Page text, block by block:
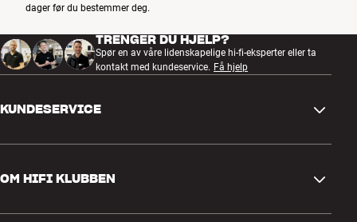
dager før du bestemmer deg.
TRENGER DU HJELP?
Spør en av våre lidenskapelige hi-fi-eksperter eller ta
kontakt med kundeservice. Få hjelp
KUNDESERVICE
Spørsmål og svar
Retur og reklamasjon
OM HIFI KLUBBEN